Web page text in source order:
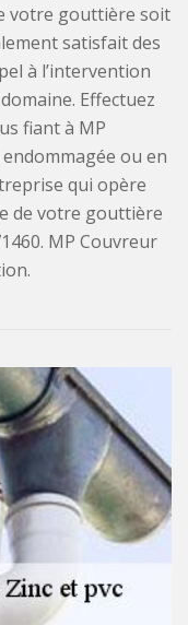
votre gouttière soit
satisfait des
à l’intervention
Effectuez
fiant à MP
ou en
qui opère
de votre gouttière
MP Couvreur